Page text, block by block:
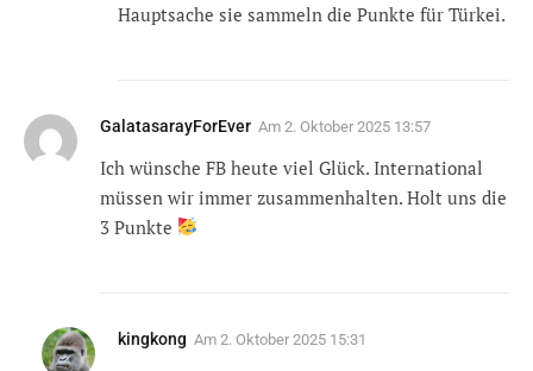
Hauptsache sie sammeln die Punkte für Türkei.
GalatasarayForEver Am 2. Oktober 2025 13:57
Ich wünsche FB heute viel Glück. International
müssen wir immer zusammenhalten. Holt uns die
3 Punkte
kingkong Am 2. Oktober 2025 15:31